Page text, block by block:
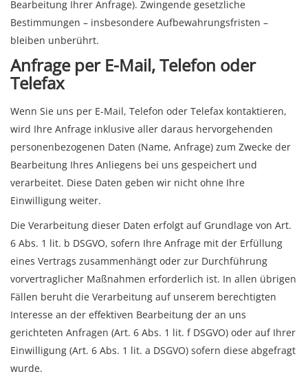
Bearbeitung Ihrer Anfrage). Zwingende gesetzliche
Bestimmungen – insbesondere Aufbewahrungsfristen –
bleiben unberührt.
Anfrage per E-Mail, Telefon oder
Telefax
Wenn Sie uns per E-Mail, Telefon oder Telefax kontaktieren,
wird Ihre Anfrage inklusive aller daraus hervorgehenden
personenbezogenen Daten (Name, Anfrage) zum Zwecke der
Bearbeitung Ihres Anliegens bei uns gespeichert und
verarbeitet. Diese Daten geben wir nicht ohne Ihre
Einwilligung weiter.
Die Verarbeitung dieser Daten erfolgt auf Grundlage von Art.
6 Abs. 1 lit. b DSGVO, sofern Ihre Anfrage mit der Erfüllung
eines Vertrags zusammenhängt oder zur Durchführung
vorvertraglicher Maßnahmen erforderlich ist. In allen übrigen
Fällen beruht die Verarbeitung auf unserem berechtigten
Interesse an der effektiven Bearbeitung der an uns
gerichteten Anfragen (Art. 6 Abs. 1 lit. f DSGVO) oder auf Ihrer
Einwilligung (Art. 6 Abs. 1 lit. a DSGVO) sofern diese abgefragt
wurde.